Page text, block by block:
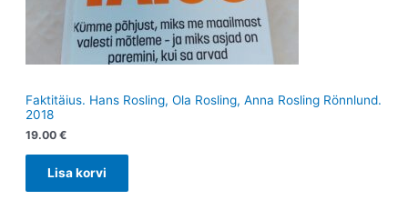
Faktitäius. Hans Rosling, Ola Rosling, Anna Rosling Rönnlund.
2018
19.00 €
Lisa korvi